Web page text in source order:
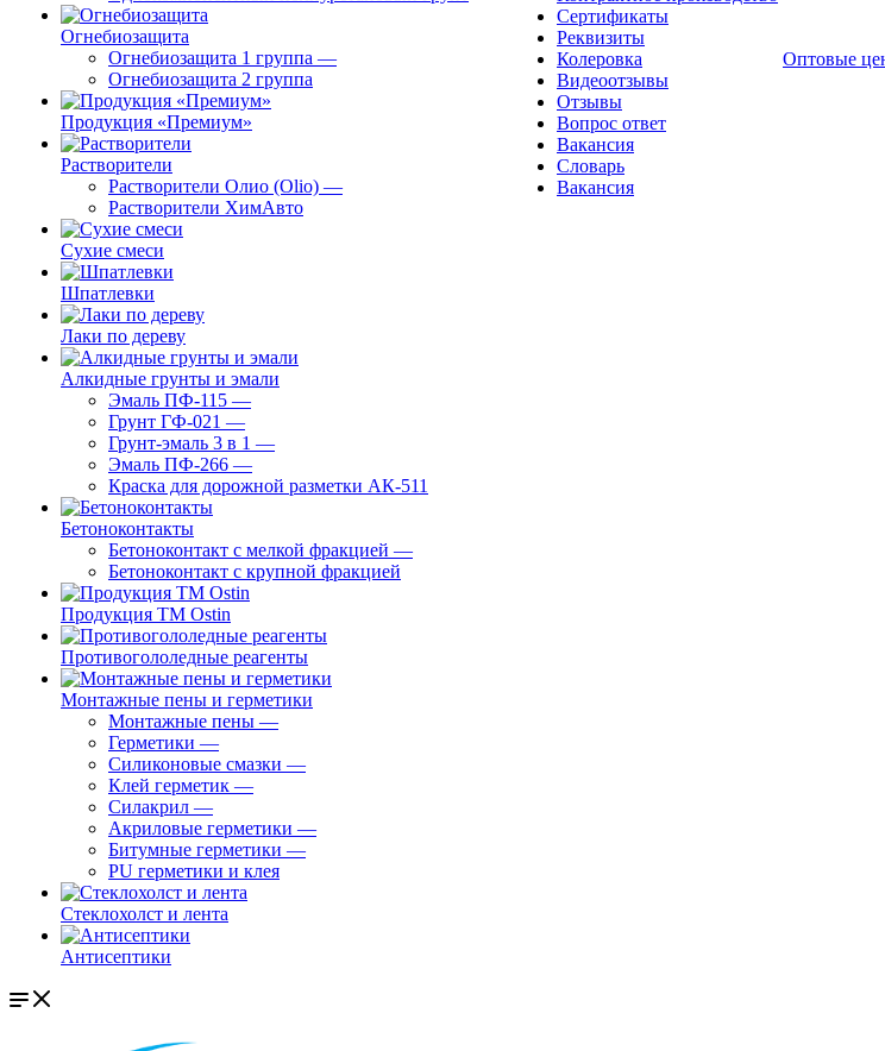
Огнебиозащита
Огнебиозащита 1 группа —
Огнебиозащита 2 группа
Продукция «Премиум»
Растворители
Растворители Олио (Olio) —
Растворители ХимАвто
Сухие смеси
Шпатлевки
Лаки по дереву
Алкидные грунты и эмали
Эмаль ПФ-115 —
Грунт ГФ-021 —
Грунт-эмаль 3 в 1 —
Эмаль ПФ-266 —
Краска для дорожной разметки АК-511
Бетоноконтакты
Бетоноконтакт с мелкой фракцией —
Бетоноконтакт с крупной фракцией
Продукция ТМ Ostin
Противогололедные реагенты
Монтажные пены и герметики
Монтажные пены —
Герметики —
Силиконовые смазки —
Клей герметик —
Силакрил —
Акриловые герметики —
Битумные герметики —
PU герметики и клея
Стеклохолст и лента
Антисептики
Сертификаты
Реквизиты
Колеровка
Видеоотзывы
Отзывы
Вопрос ответ
Вакансия
Словарь
Вакансия
Оптовые